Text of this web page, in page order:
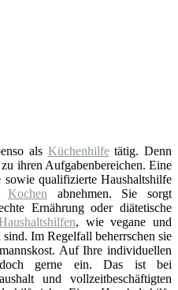
als Küchenhilfetätig. Denn
ihren Aufgabenbereichen. Eine
sowie qualifizierte Haushaltshilfe
Kochen abnehmen. Sie sorgt
Ernährung oder diätetische
, wie vegane und
Im Regelfall beherrschen sie
Auf Ihre individuellen
gerne ein. Das ist bei
und vollzeitbeschäftigten